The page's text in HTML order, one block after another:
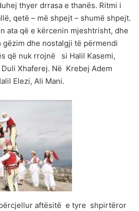
thyer drrasa e thanës. Ritmi i
qetë – më shpejt – shumë shpejt.
ata që e kërcenin mjeshtrisht, dhe
dhe nostalgji të përmendi
që nuk rrojnë si Halil Kasemi,
Xhaferej. Në Krebej Adem
Elezi, Ali Mani.
aftësitë e tyre shpirtëror